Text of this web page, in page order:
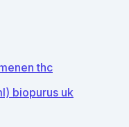
thc
biopurus uk